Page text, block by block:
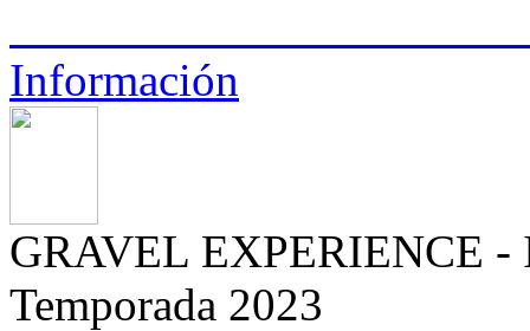
Información
GRAVEL EXPERIENCE -
Temporada 2023